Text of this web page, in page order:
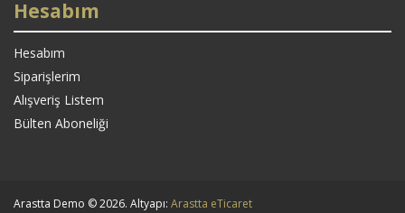
Hesabım
Hesabım
Siparişlerim
Alışveriş Listem
Bülten Aboneliği
Arastta Demo © 2026. Altyapı: Arastta eTicaret